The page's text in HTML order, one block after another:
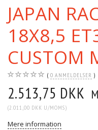
JAPAN
18X8,5
CUSTOM
0 ANMELDELSER
2.513,75 DKK
(2.011,00 DKK U/MOMS)
Mere information